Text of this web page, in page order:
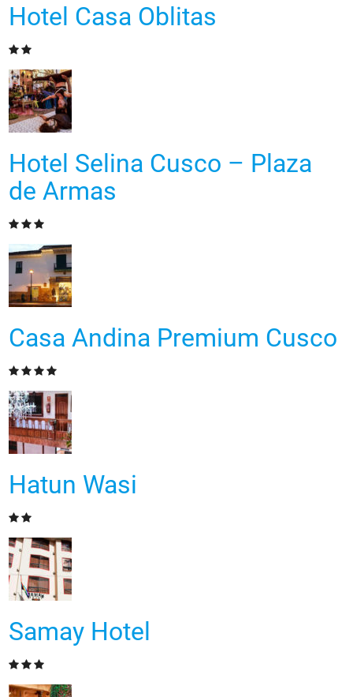
Hotel Casa Oblitas
Hotel Selina Cusco – Plaza
de Armas
Casa Andina Premium Cusco
Hatun Wasi
Samay Hotel